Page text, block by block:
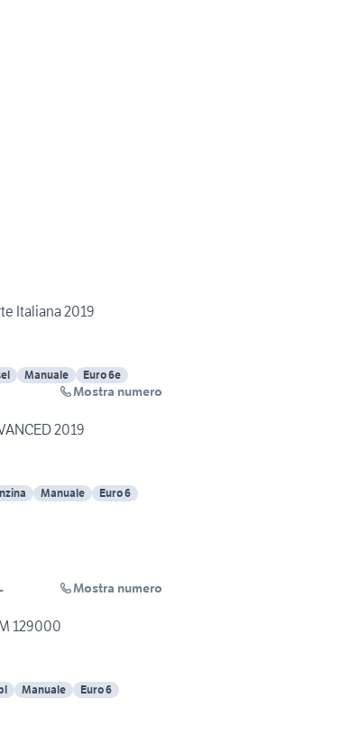
Italiana 2019
Manuale
Euro 6e
Mostra numero
2019
Manuale Euro 6
Mostra numero
129000
Manuale Euro 6